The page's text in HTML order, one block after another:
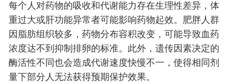
每个人对药物的吸收和代谢能力存在生理性差异，体
重过大或肝功能异常者可能影响药物起效。肥胖人群
因脂肪组织较多，药物分布容积改变，可能导致血药
浓度达不到抑制排卵的标准。此外，遗传因素决定的
酶活性不同也会造成代谢速度快慢不一，使得相同剂
量下部分人无法获得预期保护效果。